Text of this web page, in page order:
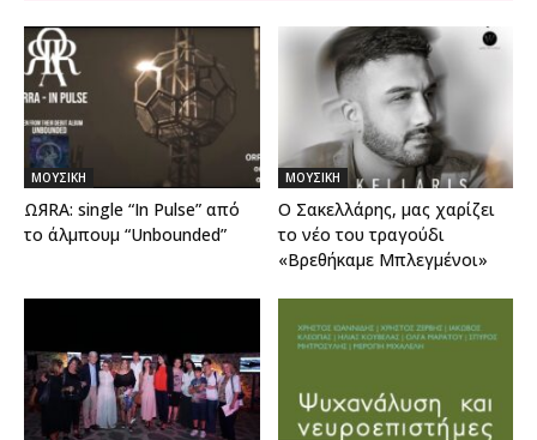
ΜΟΥΣΙΚΗ
ΩЯRΑ: single “In Pulse” από
το άλμπουμ “Unbounded”
ΜΟΥΣΙΚΗ
Ο Σακελλάρης, μας χαρίζει
το νέο του τραγούδι
«Βρεθήκαμε Μπλεγμένοι»